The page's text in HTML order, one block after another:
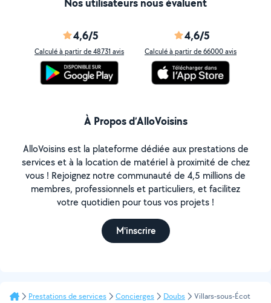
4,6/5
Calculé à partir de 48731 avis
4,6/5
Calculé à partir de 66000 avis
À Propos d’AlloVoisins
AlloVoisins est la plateforme dédiée aux prestations de
services et à la location de matériel à proximité de chez
vous ! Rejoignez notre communauté de 4,5 millions de
membres, professionnels et particuliers, et facilitez
votre quotidien pour tous vos projets !
M'inscrire
Prestations de services Concierges Doubs Villars-sous-Écot